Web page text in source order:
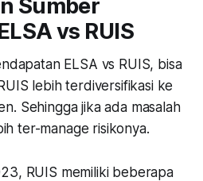
Sumber
vs RUIS
ELSA vs RUIS, bisa
lebih terdiversifikasi ke
Sehingga jika ada masalah
ter-manage risikonya.
RUIS memiliki beberapa